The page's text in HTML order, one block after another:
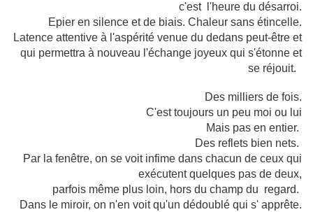
c'est l'heure du désarroi.
Epier en silence et de biais. Chaleur sans étincelle.
Latence attentive à l'aspérité venue du dedans peut-être et
qui permettra à nouveau l'échange joyeux qui s'étonne et
se réjouit.
Des milliers de fois.
C'est toujours un peu moi ou lui
Mais pas en entier.
Des reflets bien nets.
Par la fenêtre, on se voit infime dans chacun de ceux qui
exécutent quelques pas de deux,
parfois même plus loin, hors du champ du regard.
Dans le miroir, on n'en voit qu'un dédoublé qui s' apprête.